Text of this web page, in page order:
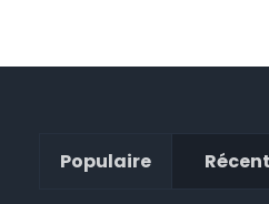
Populaire Récent